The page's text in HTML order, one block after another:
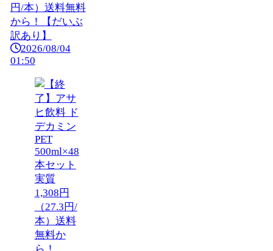
円/本）送料無料
から！【だいぶ
訳あり】
2026/08/04
01:50